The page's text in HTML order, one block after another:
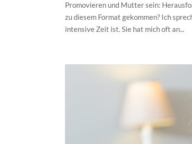
Promovieren und Mutter sein:
zu diesem Format gekommen? Ich
intensive Zeit ist. Sie hat mich oft an...